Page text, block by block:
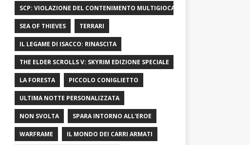
SCP: VIOLAZIONE DEL CONTENIMENTO MULTIGIOCATORE
SEA OF ​​THIEVES TERRARI
IL LEGAME DI ISACCO: RINASCITA
THE ELDER SCROLLS V: SKYRIM EDIZIONE SPECIALE
LA FORESTA PICCOLO CONIGLIETTO
ULTIMA NOTTE PERSONALIZZATA
NON SVOLTA SPARA INTORNO ALL'EROE
WARFRAME IL MONDO DEI CARRI ARMATI